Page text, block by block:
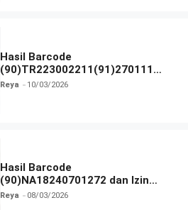
Hasil Barcode
(90)TR223002211(91)270111
dan Izin BPOM
Reya 10/03/2026
Hasil Barcode
(90)NA18240701272 dan Izin
BPOM
Reya 08/03/2026